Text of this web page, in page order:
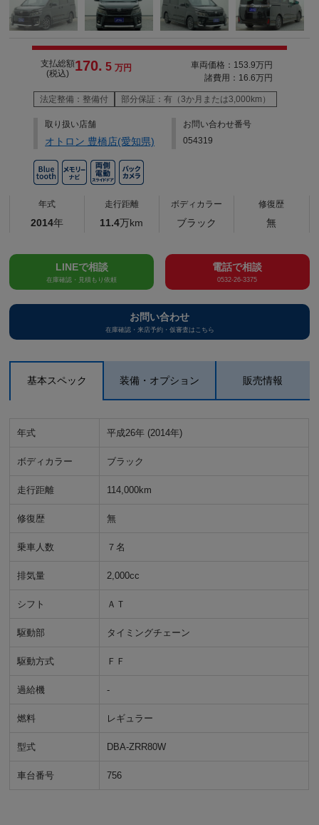
支払総額
(税込)
170. 5 万円
車両価格：153.9万円
諸費用：16.6万円
法定整備：整備付 部分保証：有（3か月または3,000km）
取り扱い店舗
オトロン 豊橋店(愛知県)
お問い合わせ番号
054319
年式
2014年
走行距離
11.4万km
ボディカラー
ブラック
修復歴
無
LINEで相談
在庫確認・見積もり依頼
電話で相談
0532-26-3375
お問い合わせ
在庫確認・来店予約・仮審査はこちら
基本スペック 装備・オプション 販売情報
年式 平成26年 (2014年)
ボディカラー ブラック
走行距離 114,000km
修復歴 無
乗車人数 ７名
排気量 2,000cc
シフト ＡＴ
駆動部 タイミングチェーン
駆動方式 ＦＦ
過給機 -
燃料 レギュラー
型式 DBA-ZRR80W
車台番号 756